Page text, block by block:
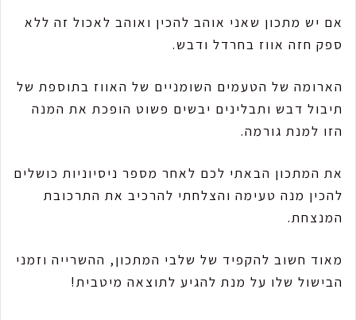
אם יש מתכון שאני אוהב להכין ואוהב לאכול זה ללא
ספק חזה אווז בחרדל ודבש.
הארומה של הטעמים השומניים של האווז בתוספת של
תיבול דבש ותבלינים יבשים פשוט הופכת את המנה
הזו למנת גורמה.
את המתכון הבאתי לכם לאחר מספר ניסיוניות כושלים
להכין מנה טעימה והצלחתי להרכיב את התרכובת
המנצחת.
מאוד חשוב להקפיד של שלבי המתכון, ההשרייה וזמני
הבישול שלו על מנת להגיע לתוצאה מיטבית!